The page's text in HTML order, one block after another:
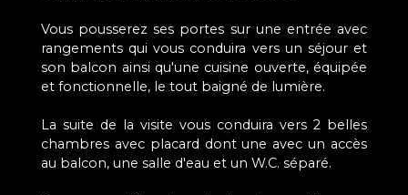
Vous pousserez ses portes sur une entrée avec
rangements qui vous conduira vers un séjour et
son balcon ainsi qu'une cuisine ouverte, équipée
et fonctionnelle, le tout baigné de lumière.
La suite de la visite vous conduira vers 2 belles
chambres avec placard dont une avec un accès
au balcon, une salle d'eau et un W.C. séparé.